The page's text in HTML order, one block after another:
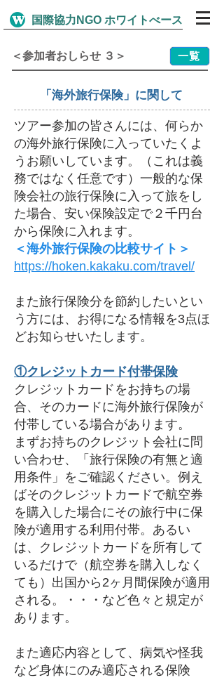
​国際協力NGO ホワイトべース
＜参加者おしらせ ３＞ 一覧
「海外旅行保険」に関して
ツアー参加の皆さんには、何らか
の海外旅行保険に入っていたくよ
うお願いしています。（これは義
務ではなく任意です）一般的な保
険会社の旅行保険に入って旅をし
た場合、安い保険設定で２千円台
から保険に入れます。
＜海外旅行保険の比較サイト＞
https://hoken.kakaku.com/travel/
また旅行保険分を節約したいとい
う方には、お得になる情報を3点ほ
どお知らせいたします。
①クレジットカード付帯保険
クレジットカードをお持ちの場
合、そのカードに海外旅行保険が
付帯している場合があります。
まずお持ちのクレジット会社に問
い合わせ、「旅行保険の有無と適
用条件」をご確認ください。例え
ばそのクレジットカードで航空券
を購入した場合にその旅行中に保
険が適用する利用付帯。あるい
は、クレジットカードを所有して
いるだけで（航空券を購入しなく
ても）出国から2ヶ月間保険が適用
される。・・・など色々と規定が
あります。
また適応内容として、病気や怪我
など身体にのみ適応される保険